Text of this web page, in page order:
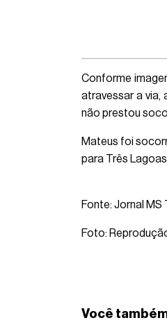
Conforme
atravessar a via,
não prestou
Mateus foi
para Três
Fonte: Jornal MS
Foto:
Você